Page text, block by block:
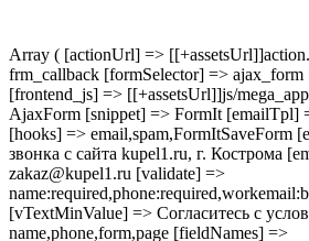
Array ( [actionUrl] =>
frm_callback [formSelector] => ajax_form
[frontend_js] => [[+assetsUrl]]js/
AjaxForm [snippet] => FormIt [emailTpl]
[hooks] => email,spam,FormItSaveForm
звонка с сайта kupel1.ru, г. Кострома
zakaz@kupel1.ru [validate] =>
[vTextMinValue] => Согласитесь с
name,phone,form,page [fieldNames] =>